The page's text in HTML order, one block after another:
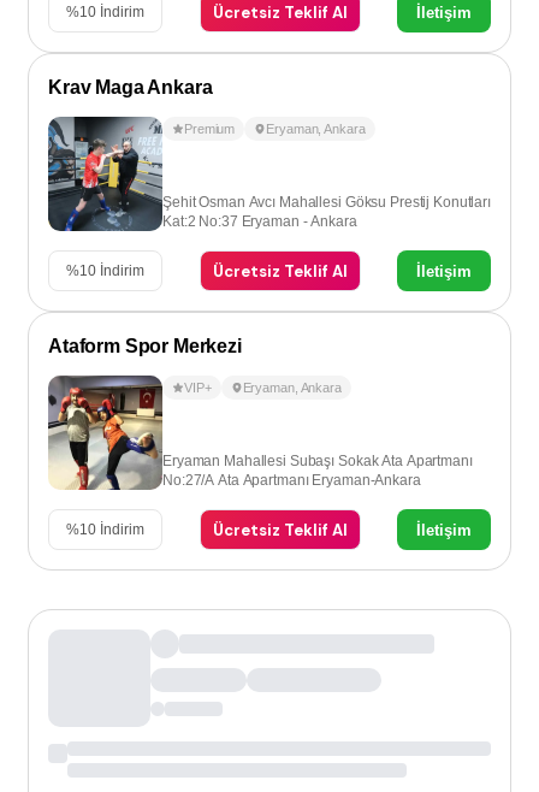
%10 İndirim Ücretsiz Teklif Al İletişim
Krav Maga Ankara
Premium Eryaman,Ankara
Şehit Osman Avcı Mahallesi Göksu Prestij Konutları
Kat:2 No:37 Eryaman - Ankara
%10 İndirim Ücretsiz Teklif Al İletişim
Ataform Spor Merkezi
VIP+ Eryaman, Ankara
Eryaman Mahallesi Subaşı Sokak Ata Apartmanı
No:27/A Ata Apartmanı Eryaman-Ankara
%10 İndirim Ücretsiz Teklif Al İletişim